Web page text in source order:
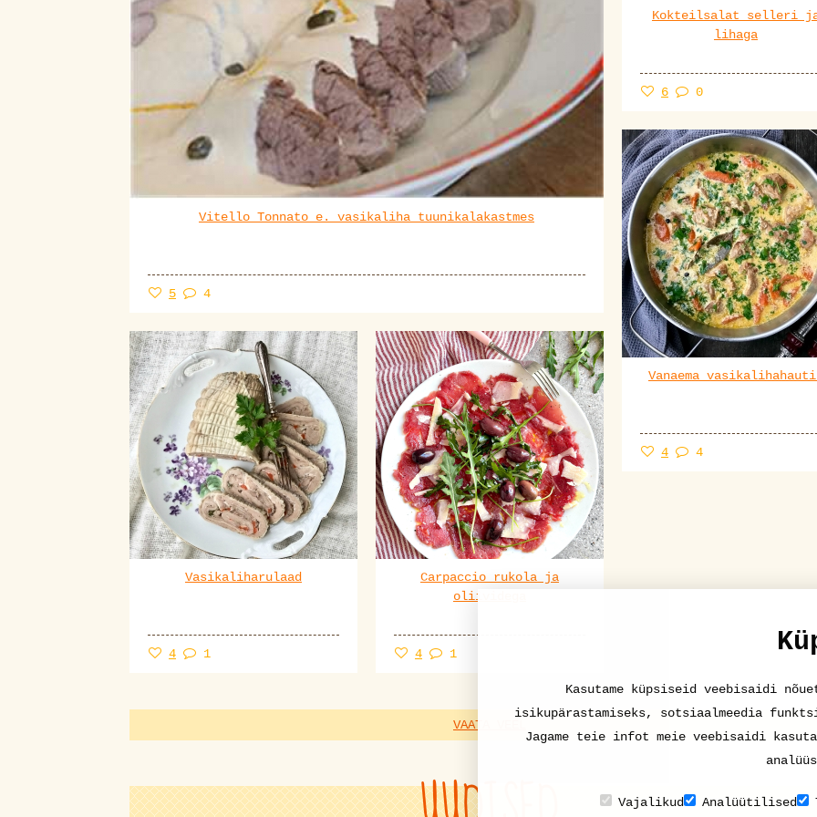
Kokteilsalat selleri
lihaga
6 0
Vitello Tonnato e. vasikaliha tuunikalakastmes
5 4
Vanaema
4 4
Vasikaliharulaad
4 1
Carpaccio rukola ja
oliividega
4 1
VAATA VEEL
Kasutame küpsiseid veebisaidi
isikupärastamiseks, sotsiaalmeedia
Jagame teie infot meie veebisaidi
Vajalikud Analüütilised